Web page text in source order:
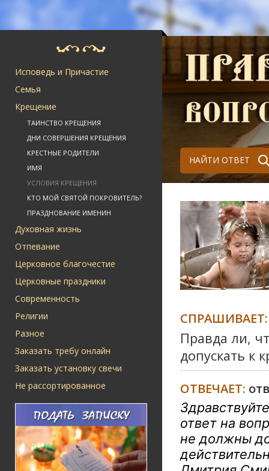
Исповедь и Причастие
Семья
Крещение
ТАИНСТВО КРЕЩЕНИЯ
ДНИ СОВЕРШЕНИЯ КРЕЩЕНИЯ
КРЕСТНЫЕ РОДИТЕЛИ
ИМЯ
УСЛОВИЯ КРЕЩЕНИЯ
КТО МОЙ СВЯТОЙ ПОКРОВИТЕЛЬ?
ПРАЗДНОВАНИЕ ИМЕНИН
Духовная жизнь
Отпевание
Церковное благочестие
Церковные праздники
Современность
Религии
Разное
Заказать требу онлайн
Заказать установку свечи
Не рассортированное
НАЙТИ ОТВЕТ
СПРАШИВАЕТ:
Правда ли,
допускать к
ОТВЕЧАЕТ:
ответ на
не должны